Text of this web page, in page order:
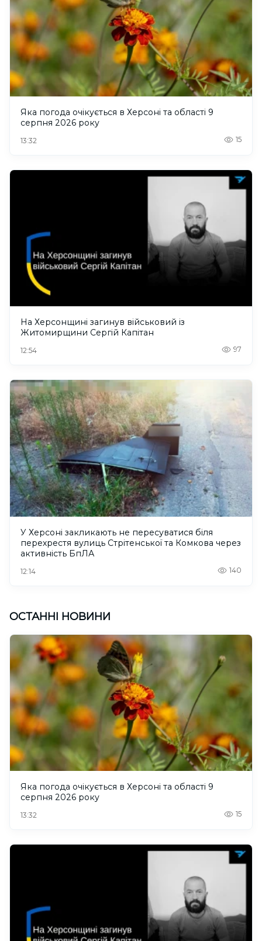
Яка погода очікується в Херсоні та області 9
серпня 2026 року
13:32 15
На Херсонщині загинув військовий із
Житомирщини Сергій Капітан
12:54 97
У Херсоні закликають не пересуватися біля
перехрестя вулиць Стрітенської та Комкова через
активність БпЛА
12:14 140
ОСТАННІ НОВИНИ
Яка погода очікується в Херсоні та області 9
серпня 2026 року
13:32 15